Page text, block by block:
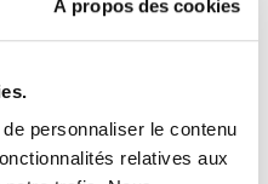
À propos des cookies
personnaliser le contenu
relatives aux